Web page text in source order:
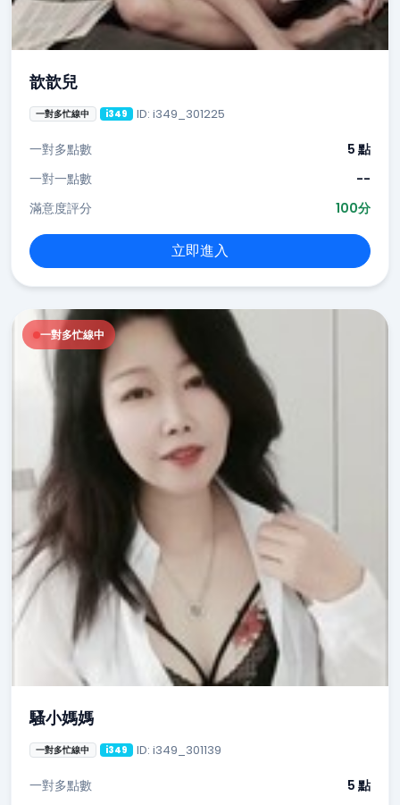
歆歆兒
一對多忙線中 i349 ID: i349_301225
一對多點數
5 點
一對一點數
--
滿意度評分
100分
立即進入
一對多忙線中
騷小媽媽
一對多忙線中 i349 ID: i349_301139
一對多點數 5 點